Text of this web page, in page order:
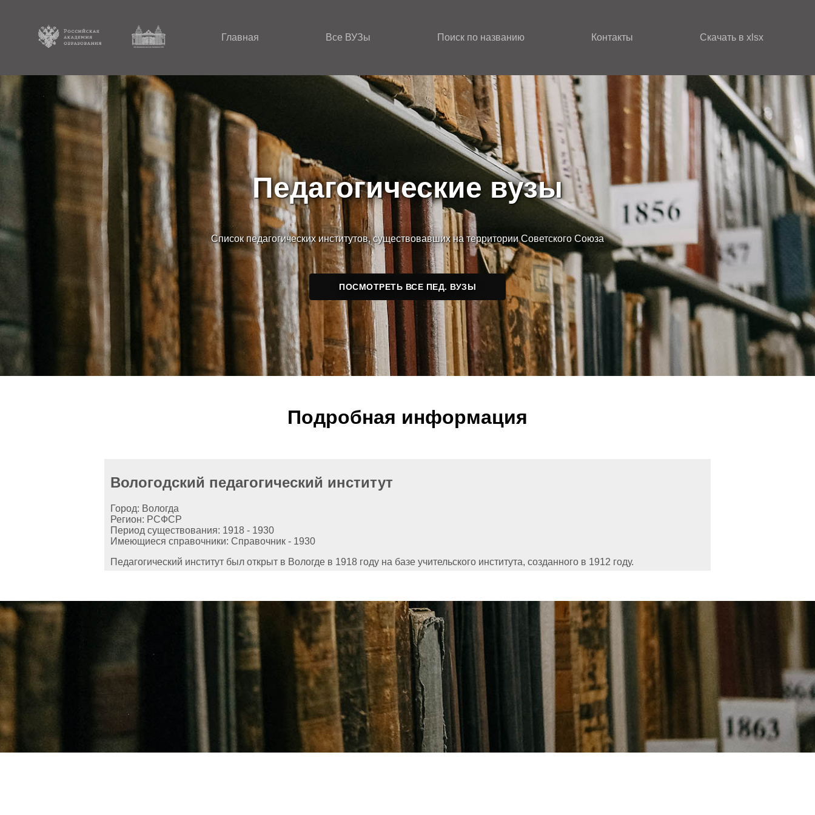
Главная Все ВУЗы Поиск по названию Контакты Скачать в xlsx
Педагогические вузы
Список педагогических институтов, существовавших на территории Советского Союза
ПОСМОТРЕТЬ ВСЕ ПЕД. ВУЗЫ
Подробная информация
Вологодский педагогический институт
Город: Вологда
Регион: РСФСР
Период существования: 1918 - 1930
Имеющиеся справочники: Справочник - 1930
Педагогический институт был открыт в Вологде в 1918 году на базе учительского института, созданного в 1912 году.